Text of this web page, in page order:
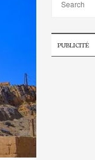
PUBLICITÉ